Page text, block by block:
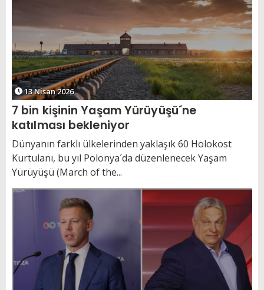
13 Nisan 2026
7 bin kişinin Yaşam Yürüyüşü´ne
katılması bekleniyor
Dünyanın farklı ülkelerinden yaklaşık 60 Holokost
Kurtulanı, bu yıl Polonya´da düzenlenecek Yaşam
Yürüyüşü (March of the...